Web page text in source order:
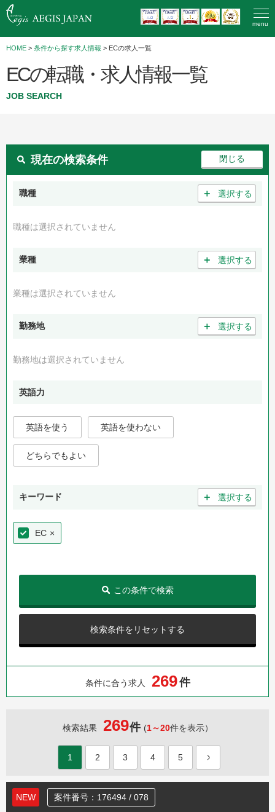
menu
HOME > 条件から探す求人情報 > ECの求人一覧
ECの転職・求人情報一覧
JOB SEARCH
現在の検索条件
職種 ＋ 選択する
職種は選択されていません
業種 ＋ 選択する
業種は選択されていません
勤務地 ＋ 選択する
勤務地は選択されていません
英語力
英語を使う 英語を使わない
どちらでもよい
キーワード ＋ 選択する
EC ×
検索条件をリセットする
この条件で検索
条件に合う求人 269件
検索結果 269件 (1～20件を表示）
1 2 3 4 5
NEW 案件番号：176494 / 078